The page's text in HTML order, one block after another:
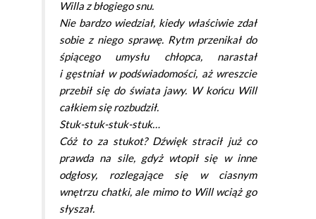
Willa z błogiego snu.
Nie bardzo wiedział, kiedy właściwie zdał
sobie z niego sprawę. Rytm przenikał do
śpiącego umysłu chłopca, narastał
i gęstniał w podświadomości, aż wreszcie
przebił się do świata jawy. W końcu Will
całkiem się rozbudził.
Stuk-stuk-stuk-stuk…
Cóż to za stukot? Dźwięk stracił już co
prawda na sile, gdyż wtopił się w inne
odgłosy, rozlegające się w ciasnym
wnętrzu chatki, ale mimo to Will wciąż go
słyszał.